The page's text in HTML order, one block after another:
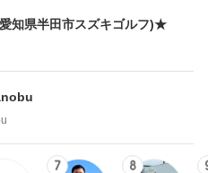
知県半田市スズキゴルフ)★
7 8